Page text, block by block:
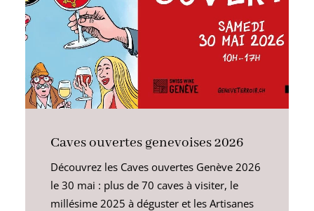
Caves ouvertes genevoises 2026
Découvrez les Caves ouvertes Genève 2026
le 30 mai : plus de 70 caves à visiter, le
millésime 2025 à déguster et les Artisanes